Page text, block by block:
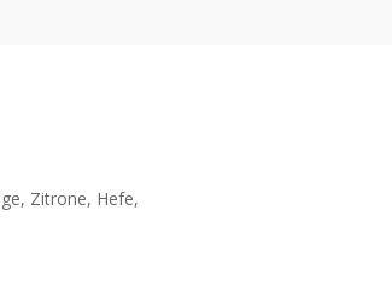
Zitrone, Hefe,